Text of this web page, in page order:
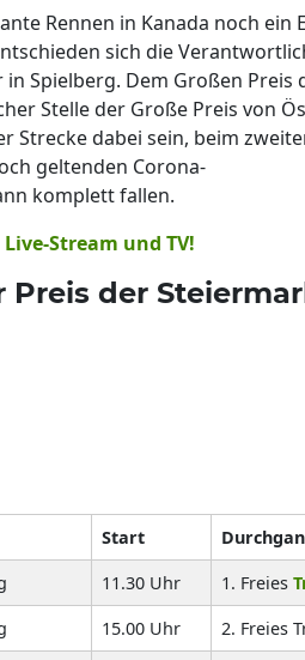
Rennen in Kanada noch ein
sich die
Spielberg. Dem Großen Preis
Stelle der Große Preis von
Strecke dabei sein, beim
geltenden Corona-
komplett fallen.
Stream und TV!
Preis der
Start
11.30 Uhr 1. Freies
15.00 Uhr
2. Freies